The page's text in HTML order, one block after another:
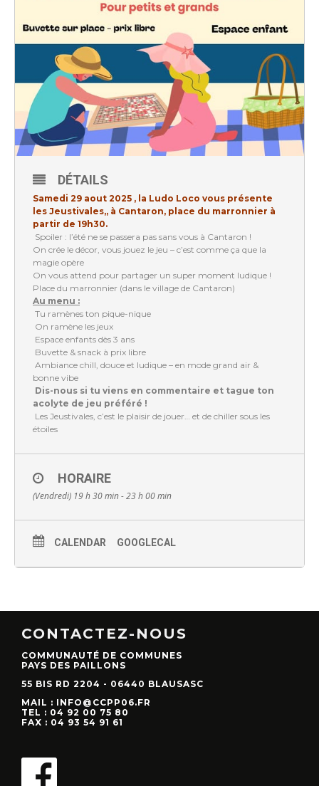
DÉTAILS
Samedi 29 aout 2025 , la Ludo Loco vous présente
les Jeustivales,, à Cantaron, place du marronnier à
partir de 19h30.
Spoiler : l’été ne se passera pas sans vous à Cantaron !
On crée le décor, vous jouez le jeu – c’est comme ça que la
magie opère
On vous attend pour partager un super moment ludique !
Place du marronnier (dans le village de Cantaron)
Au menu :
Tu ramènes ton pique-nique
On ramène les jeux
Espace enfants dès 3 ans
Buvette & snack à prix libre
Ambiance chill, douce et ludique – en mode grand air &
bonne vibe
Dis-nous si tu viens en commentaire et tague ton
acolyte de jeu préféré !
Les Jeustivales, c’est le plaisir de jouer… et de chiller sous les
étoiles
HORAIRE
(Vendredi) 19 h 30 min - 23 h 00 min
CALENDAR GOOGLECAL
CONTACTEZ-NOUS
COMMUNAUTÉ DE COMMUNES
PAYS DES PAILLONS
55 BIS RD 2204 - 06440 BLAUSASC
MAIL : INFO@CCPP06.FR
TEL : 04 92 00 75 80
FAX : 04 93 54 91 61